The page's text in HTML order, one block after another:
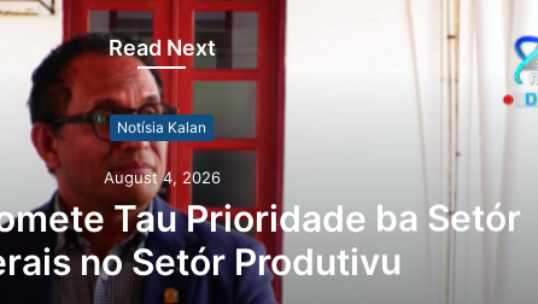
Read Next
Notísia Kalan
August 4, 2026
Tau Prioridade ba Setór
no Setór Produtivu